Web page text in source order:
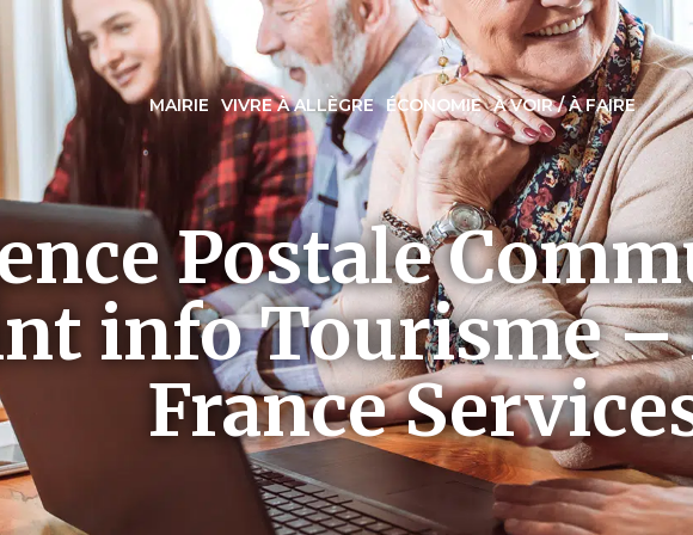
MAIRIE VIVRE À ALLÈGRE ÉCONOMIE À VOIR / À FAIRE
Postale
info Tourisme
France